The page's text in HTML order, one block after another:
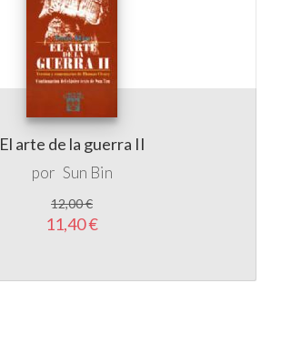
El arte de la guerra II
por Sun Bin
12,00 €
11,40 €